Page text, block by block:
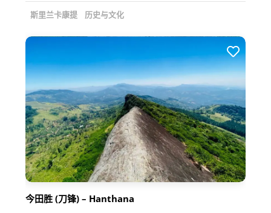
斯里兰卡康提 历史与文化
今田胜 (刀锋) – Hanthana